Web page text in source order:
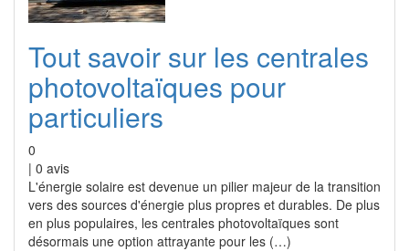
Tout savoir sur les centrales
photovoltaïques pour
particuliers
0
| 0 avis
L'énergie solaire est devenue un pilier majeur de la transition
vers des sources d'énergie plus propres et durables. De plus
en plus populaires, les centrales photovoltaïques sont
désormais une option attrayante pour les (…)